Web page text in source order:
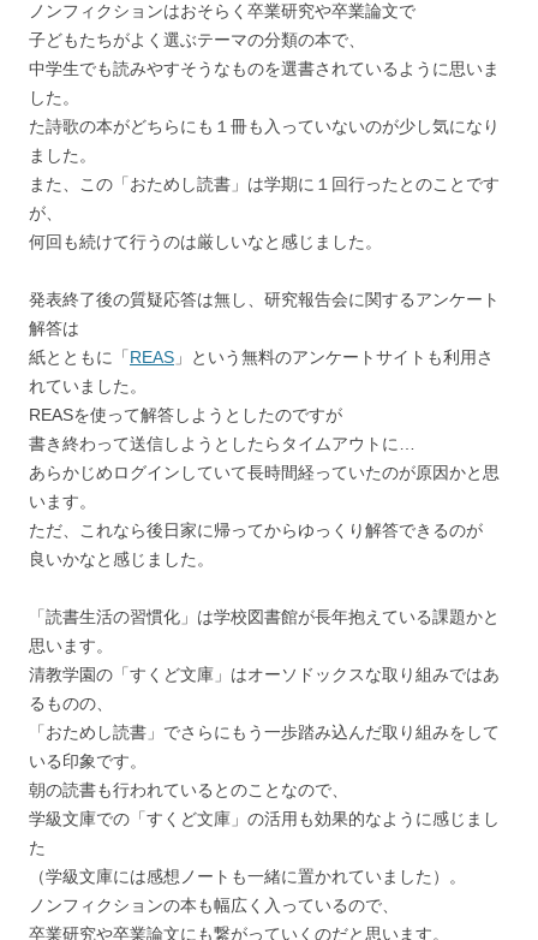
ノンフィクションはおそらく卒業研究や卒業論文で
子どもたちがよく選ぶテーマの分類の本で、
中学生でも読みやすそうなものを選書されているように思いま
した。
た詩歌の本がどちらにも１冊も入っていないのが少し気になり
ました。
また、この「おためし読書」は学期に１回行ったとのことです
が、
何回も続けて行うのは厳しいなと感じました。
発表終了後の質疑応答は無し、研究報告会に関するアンケート
解答は
紙とともに「REAS 」という無料のアンケートサイトも利用さ
れていました。
REASを使って解答しようとしたのですが
書き終わって送信しようとしたらタイムアウトに…
あらかじめログインしていて長時間経っていたのが原因かと思
います。
ただ、これなら後日家に帰ってからゆっくり解答できるのが
良いかなと感じました。
「読書生活の習慣化」は学校図書館が長年抱えている課題かと
思います。
清教学園の「すくど文庫」はオーソドックスな取り組みではあ
るものの、
「おためし読書」でさらにもう一歩踏み込んだ取り組みをして
いる印象です。
朝の読書も行われているとのことなので、
学級文庫での「すくど文庫」の活用も効果的なように感じまし
た
（学級文庫には感想ノートも一緒に置かれていました）。
ノンフィクションの本も幅広く入っているので、
卒業研究や卒業論文にも繋がっていくのだと思います。